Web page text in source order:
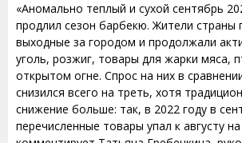
«Аномально теплый и сухой сентябрь
продлил сезон барбекю. Жители страны
выходные за городом и продолжали
уголь, розжиг, товары для жарки мяса,
открытом огне. Спрос на них в
снизился всего на треть, хотя
снижение больше: так, в 2022 году в
перечисленные товары упал к августу